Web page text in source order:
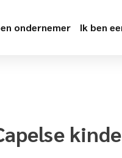
ondernemer Ik ben